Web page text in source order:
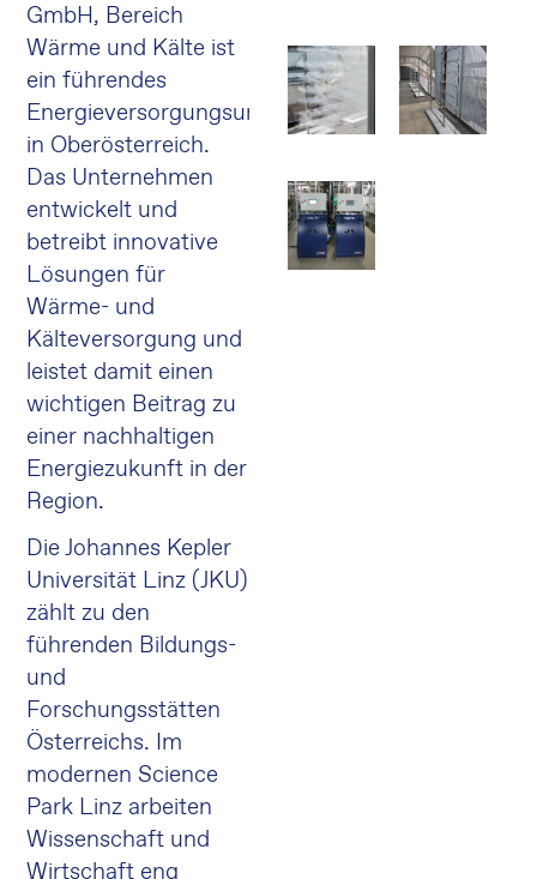
GmbH, Bereich
Wärme und Kälte ist
ein führendes
Energieversorgungsunternehmen
in Oberösterreich.
Das Unternehmen
entwickelt und
betreibt innovative
Lösungen für
Wärme- und
Kälteversorgung und
leistet damit einen
wichtigen Beitrag zu
einer nachhaltigen
Energiezukunft in der
Region.
Die Johannes Kepler
Universität Linz (JKU)
zählt zu den
führenden Bildungs-
und
Forschungsstätten
Österreichs. Im
modernen Science
Park Linz arbeiten
Wissenschaft und
Wirtschaft eng